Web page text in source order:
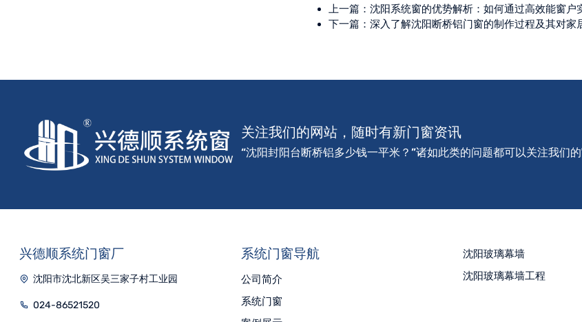
上一篇：沈阳系统窗的优势解析：如何通过高效能窗
下一篇：深入了解沈阳断桥铝门窗的制作过程及其对家
关注我们的网站，随时有新门窗资讯
“沈阳封阳台断桥铝多少钱一平米？”诸如此类的问题都可以关注我们
兴德顺系统门窗厂
沈阳市沈北新区吴三家子村工业园
024-86521520
系统门窗导航
公司简介
系统门窗
沈阳玻璃幕墙
沈阳玻璃幕墙工程